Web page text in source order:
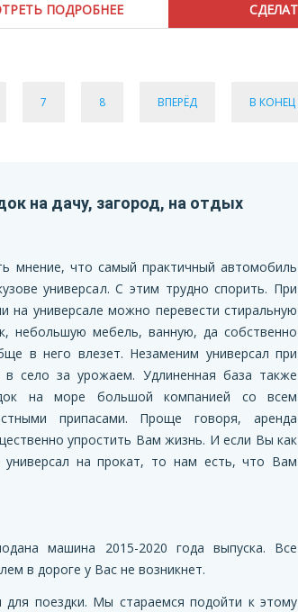
ПОДРОБНЕЕ
7 8 ВПЕРЁД В КОНЕЦ
на дачу, загород, на отдых
мнение, что самый практичный автомобиль
универсал. С этим трудно спорить. При
на универсале можно перевести стиральную
небольшую мебель, ванную, да собственно
в него влезет. Незаменим универсал при
в село за урожаем. Удлиненная база также
на море большой компанией со всем
припасами. Проще говоря, аренда
упростить Вам жизнь. И если Вы как
универсал на прокат, то нам есть, что Вам
машина 2015-2020 года выпуска. Все
в дороге у Вас не возникнет.
поездки. Мы стараемся подойти к этому